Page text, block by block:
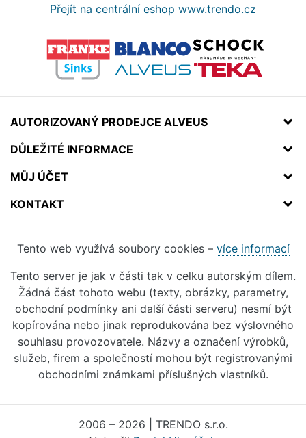
Přejít na centrální eshop www.trendo.cz
AUTORIZOVANÝ PRODEJCE ALVEUS
DŮLEŽITÉ INFORMACE
MŮJ ÚČET
KONTAKT
Tento web využívá soubory cookies – více informací
Tento server je jak v části tak v celku autorským dílem.
Žádná část tohoto webu (texty, obrázky, parametry,
obchodní podmínky ani další části serveru) nesmí být
kopírována nebo jinak reprodukována bez výslovného
souhlasu provozovatele. Názvy a označení výrobků,
služeb, firem a společností mohou být registrovanými
obchodními známkami příslušných vlastníků.
2006 – 2026 | TRENDO s.r.o.